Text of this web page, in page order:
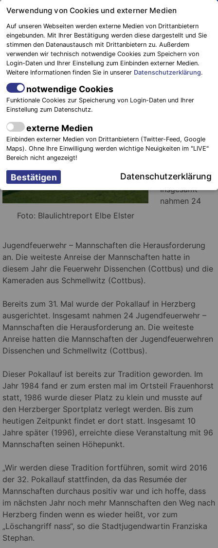
Springe
Inhalt
Blaulichtreport
Elbe-Elster
Pokallauf in Herzberg ist zur
Tradition geworden
17. September 2015 -Einsätze
Foto: Blaulichtreport Elbe Elster
Mal wurde der
Pokallauf in
ausgerichtet.
Insgesamt
nahmen 24
Jugendfeuerwehr – Mannschaften die Herausforderung
an. Die weiteste Anreise der Mannschaften hatte in
diesem Jahr die Feuerwehr Dissenchen (Cottbus) und die
Kameraden aus Schmellwitz (Cottbus).
Bereits zum 31. Mal wurde der Pokallauf in Herzberg
ausgerichtet. Insgesamt nahmen 24 Jugendfeuerwehr –
Mannschaften die Herausforderung an. Die weiteste
Anreise hatten die Mannschaften der Jugendfeuerwehren
Dissenchen und Schmellwitz (Cottbus).
Dieser Pokallauf ist bereits zur Tradition geworden. Im
Jahr 1984 fand er zum ersten mal im Ortsteil Frauenhorst
statt, 1986 wurde dieser Platz zu klein und musste auf
den Herzberger Sportplatz verlegt werden. Bis zum
heutigen Zeitpunkt findet er dort statt. Insgesamt 10
Jahre später (1996), erreichte diese Veranstaltung mit 96
Mannschaften seinen Höhepunkt.
„Wir werden diese Tradition fortführen, somit wird 2016
der 32. Pokallauf stattfinden, da das Resumée der
Mannschaften durchaus positiv war und ich hoffe, dass
im nächsten Jahr noch mehr Mannschaften den Weg nach
Herzberg finden wenn es wieder heißt, vor zum
„Löschangriff nass“, so die Stadtjugendwartin Franziska
Stephan.
Verwendung von Cookies und externer Medien
Auf unseren Webseiten werden externe Medien von Drittanbietern
eingebunden. Mit Ihrer Bestätigung werden diese dargestellt und Sie
stimmen den Datenaustausch mit Drittanbietern zu. Außerdem
verwenden wir technisch notwendige Cookies zum Speichern von
Login-Daten und Ihrer Einstellung zum Einbinden externer Medien.
Weitere Informationen finden Sie in unserer Datenschutzerklärung.
notwendige Cookies
Funktionale Cookies zur Speicherung von Login-Daten und Ihrer
Einstellung zum Datenschutz.
externe Medien
Einbinden externer Medien von Drittanbietern (Twitter-Feed, Google
Maps). Ohne Ihre Einwilligung werden wichtige Neuigkeiten im "LIVE"
Bereich nicht angezeigt!
Datenschutzerklärung